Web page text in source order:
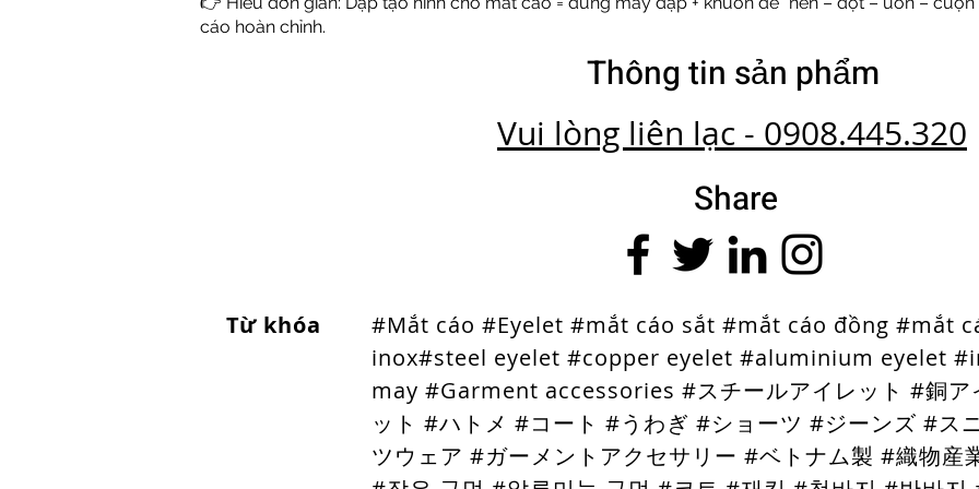
cáo hoàn chỉnh.
Thông tin sản phẩm
Vui lòng liên lạc - 0908.445.320
Share
Từ khóa
#Mắt cáo #Eyelet #mắt cáo sắt #mắt cáo đồng #mắt
inox#steel eyelet #copper eyelet #aluminium eyelet
may #Garment accessories #スチールアイレット #銅ア
ット #ハトメ #コート #うわぎ #ショーツ #ジーンズ #ス
ツウェア #ガーメントアクセサリー #ベトナム製 #織物産